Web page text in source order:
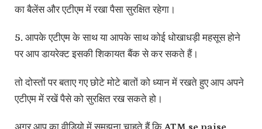
का बैलेंस और एटीएम में रखा पैसा सुरक्षित रहेगा।
5. आपके एटीएम के साथ या आपके साथ कोई धोखाधड़ी महसूस होने
पर आप डायरेक्ट इसकी शिकायत बैंक से कर सकते हैं।
तो दोस्तों पर बताए गए छोटे मोटे बातों को ध्यान में रखते हुए आप अपने
एटीएम में रखें पैसे को सुरक्षित रख सकते हो।